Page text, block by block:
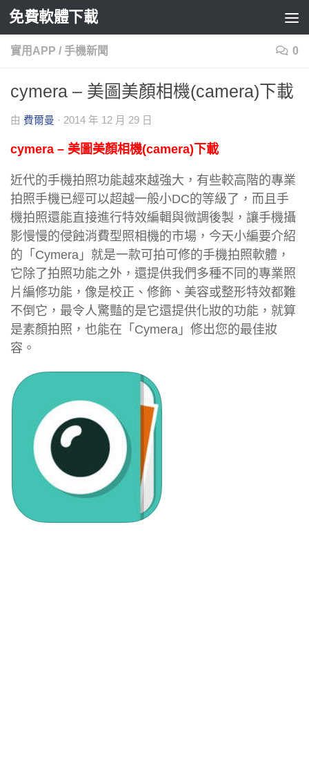
Skip to content
免費軟體下載
實用APP / 手機新聞 0
cymera – 美圖美顏相機(camera)下載
由 費爾曼 · 2014 年 12 月 29 日
cymera – 美圖美顏相機(camera)下載
近代的手機拍照功能越來越強大，有些較高階的專業
拍照手機已經可以超越一般小DC的等級了，而且手
機拍照還能直接進行特效編輯與微調後製，讓手機攝
影慢慢的侵蝕消費型照相機的市場，今天小編要介紹
的「Cymera」就是一款可拍可修的手機拍照軟體，
它除了拍照功能之外，還提供我們多種不同的專業照
片編修功能，像是校正、修飾、美容或整形特效都難
不倒它，最令人驚豔的是它還提供化妝的功能，就算
是素顏拍照，也能在「Cymera」修出您的最佳妝
容。